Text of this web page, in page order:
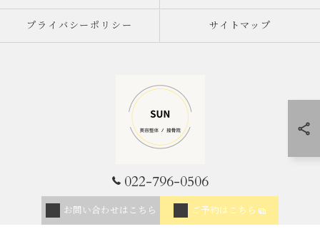
022-796-0506
お問い合わせはこちら ご予約はこちら
プライバシーポリシー サイトマップ
© 2026 宮城県仙台市の整体なら美容整体/接骨院SUN ALL RIGHTS RESERVED.